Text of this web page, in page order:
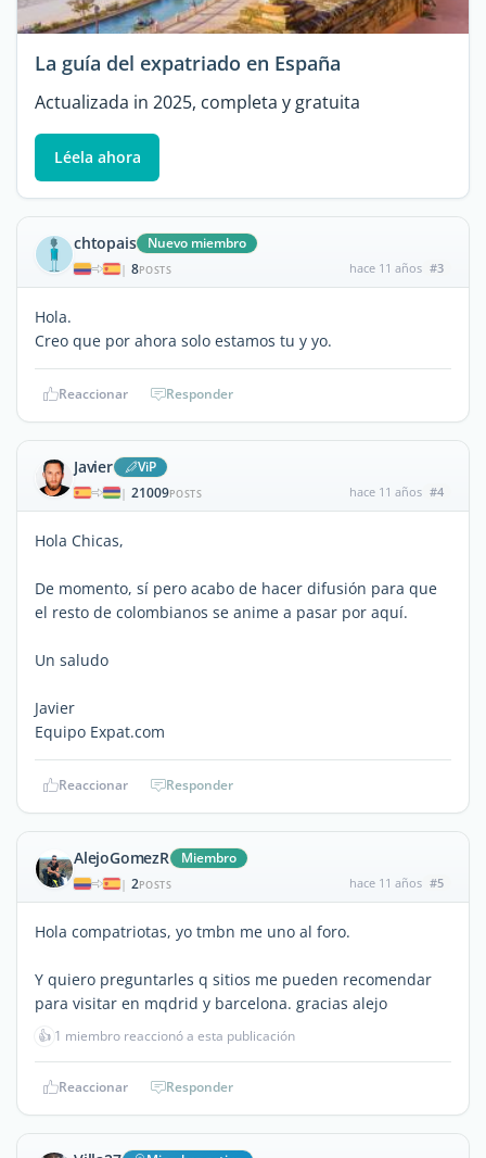
La guía del expatriado en España
Actualizada in 2025, completa y gratuita
Léela ahora
chtopais Nuevo miembro
| 8POSTS hace 11 años #3
Hola.
Creo que por ahora solo estamos tu y yo.
Reaccionar Responder
Javier ViP
| 21009POSTS hace 11 años #4
Hola Chicas,
De momento, sí pero acabo de hacer difusión para que
el resto de colombianos se anime a pasar por aquí.
Un saludo
Javier
Equipo Expat.com
Reaccionar Responder
AlejoGomezR Miembro
| 2POSTS hace 11 años #5
Hola compatriotas, yo tmbn me uno al foro.
Y quiero preguntarles q sitios me pueden recomendar
para visitar en mqdrid y barcelona. gracias alejo
👍 1 miembro reaccionó a esta publicación
Reaccionar Responder